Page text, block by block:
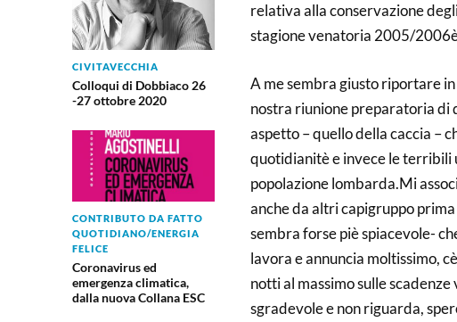
CIVITAVECCHIA
Colloqui di Dobbiaco 26
-27 ottobre 2020
CONTRIBUTO DA FATTO
QUOTIDIANO/ENERGIA
FELICE
Coronavirus ed
emergenza climatica,
dalla nuova Collana ESC
relativa alla conservazione
stagione venatoria 2005/
A me sembra giusto riportare
nostra riunione preparatoria di
aspetto – quello della caccia –
quotidianitè e invece le terribili
popolazione lombarda.Mi
anche da altri capigruppo
sembra forse piè spiacevole-
lavora e annuncia moltissimo,
notti al massimo sulle
sgradevole e non riguarda,